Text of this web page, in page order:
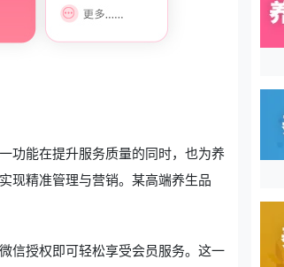
功能在提升服务质量的同时，也为养
现精准管理与营销。某高端养生品
信授权即可轻松享受会员服务。这一